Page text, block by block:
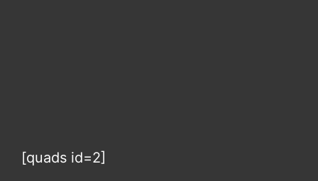
[quads id=2]